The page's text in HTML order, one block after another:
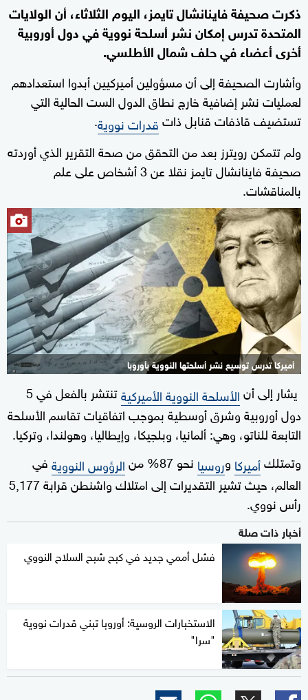
ذكرت صحيفة فاينانشال تايمز، اليوم الثلاثاء، أن الولايات
المتحدة تدرس إمكان نشر أسلحة نووية في دول أوروبية
أخرى أعضاء في حلف شمال الأطلسي.
وأشارت الصحيفة إلى أن مسؤولين أميركيين أبدوا استعدادهم
لعمليات نشر إضافية خارج نطاق الدول الست الحالية التي
تستضيف قاذفات قنابل ذاتقدرات نووية.
ولم تتمكن رويترز بعد من التحقق من صحة التقرير الذي أوردته
صحيفة فاينانشال تايمز نقلا عن 3 أشخاص على علم
بالمناقشات.
أميركا تدرس توسيع نشر أسلحتها النووية بأوروبا
2+ يشار إلى أنالأسلحة النووية الأميركية
تنتشر بالفعل في 5
دول أوروبية وشرق أوسطية بموجب اتفاقيات تقاسم الأسلحة
التابعة للناتو، وهي: ألمانيا، وبلجيكا، وإيطاليا، وهولندا، وتركيا.
وتمتلكأميركا وروسيا نحو 87% من الرؤوس النوويةفي
العالم، حيث تشير التقديرات إلى امتلاك واشنطن قرابة 5,177
رأس نووي.
أخبار ذات صلة
فشل أممي جديد في كبح شبح السلاح النووي
الاستخبارات الروسية: أوروبا تبني قدرات نووية
"سرا"